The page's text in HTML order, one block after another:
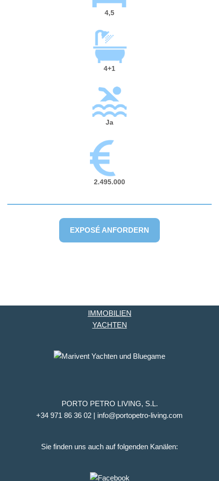
4,5
4+1
Ja
2.495.000
EXPOSÉ ANFORDERN
IMMOBILIEN
YACHTEN
PORTO PETRO LIVING, S.L.
+34 971 86 36 02 | info@portopetro-living.com
Sie finden uns auch auf folgenden Kanälen: